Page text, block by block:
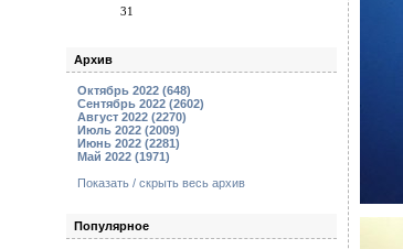
31
Архив
Октябрь 2022 (648)
Сентябрь 2022 (2602)
Август 2022 (2270)
Июль 2022 (2009)
Июнь 2022 (2281)
Май 2022 (1971)
Показать / скрыть весь архив
Популярное